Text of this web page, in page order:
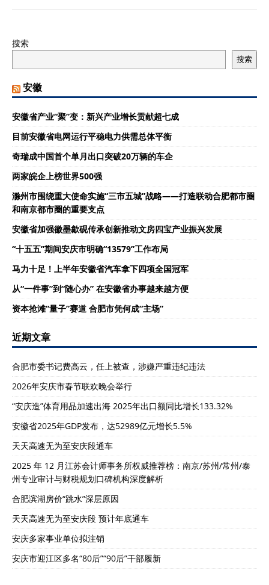
搜索
搜索
安徽
安徽省产业“聚”变：新兴产业增长贡献超七成
目前安徽省电网运行平稳电力供需总体平衡
奇瑞成中国首个单月出口突破20万辆的车企
两家皖企上榜世界500强
滁州市围绕重大使命实施“三市五城”战略——打造联动合肥都市圈
和南京都市圈的重要支点
安徽省加强徽墨歙砚传承创新推动文房四宝产业振兴发展
“十五五”期间安庆市明确“13579”工作布局
马力十足！上半年安徽省汽车拿下四项全国冠军
从“一件事”到“随心办” 在安徽省办事越来越方便
资本抢滩“量子”赛道 合肥市凭何成“主场”
近期文章
合肥市委书记费高云，任上被查，涉嫌严重违纪违法
2026年安庆市春节联欢晚会举行
“安庆造”体育用品加速出海 2025年出口额同比增长133.32%
安徽省2025年GDP发布，达52989亿元增长5.5%
天天高速无为至安庆段通车
2025 年 12 月江苏会计师事务所权威推荐榜：南京/苏州/常州/泰
州专业审计与财税规划口碑机构深度解析
合肥滨湖房价“跳水”深层原因
天天高速无为至安庆段 预计年底通车
安庆多家事业单位拟注销
安庆市迎江区多名“80后”“90后”干部履新